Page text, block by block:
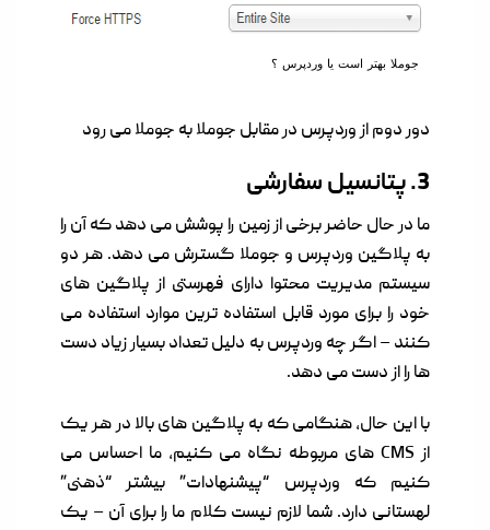
جوملا بهتر است یا وردپرس ؟
دور دوم از وردپرس در مقابل جوملا به جوملا می رود
3. پتانسیل سفارشی
ما در حال حاضر برخی از زمین را پوشش می دهد که آن را
به پلاگین وردپرس و جوملا گسترش می دهد. هر دو
سیستم مدیریت محتوا دارای فهرستی از پلاگین های
خود را برای مورد قابل استفاده ترین موارد استفاده می
کنند – اگر چه وردپرس به دلیل تعداد بسیار زیاد دست
ها را از دست می دهد.
با این حال، هنگامی که به پلاگین های بالا در هر یک
از CMS های مربوطه نگاه می کنیم، ما احساس می
کنیم که وردپرس “پیشنهادات” بیشتر “ذهنی”
لهستانی دارد. شما لازم نیست کلام ما را برای آن – یک